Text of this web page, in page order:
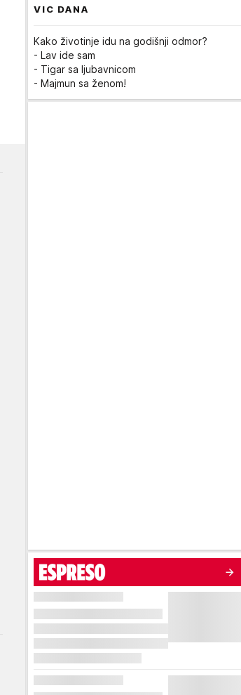
VIC DANA
Kako životinje idu na godišnji odmor?
- Lav ide sam
- Tigar sa ljubavnicom
- Majmun sa ženom!